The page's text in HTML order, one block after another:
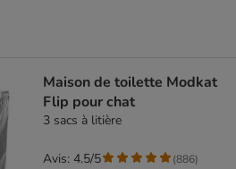
Maison de toilette Modkat
Flip pour chat
3 sacs à litière
Avis: 4.5/5 (886)